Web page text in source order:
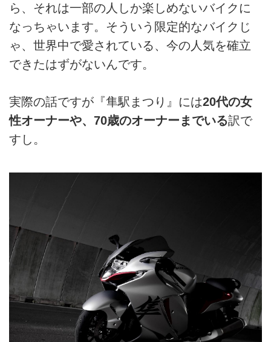
ら、それは一部の人しか楽しめないバイクに
なっちゃいます。そういう限定的なバイクじ
ゃ、世界中で愛されている、今の人気を確立
できたはずがないんです。
実際の話ですが『隼駅まつり』には20代の女
性オーナーや、70歳のオーナーまでいる訳で
すし。